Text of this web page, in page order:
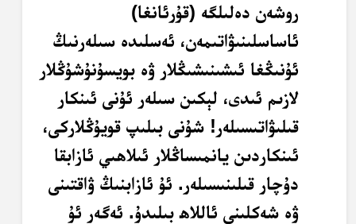
روشەن دەلىلگە (قۇرئانغا)
ئاساسلىنىۋاتىمەن، ئەسلىدە سىلەرنىڭ
ئۇنىڭغا ئىشىنىشىڭلار ۋە بويسۇنۇشۇڭلار
لازىم ئىدى، لېكىن سىلەر ئۇنى ئىنكار
قىلىۋاتىسىلەر! شۇنى بىلىپ قويۇڭلاركى،
ئىنكاردىن يانمىساڭلار ئىلاھىي ئازابقا
دۇچار قىلىنىسىلەر. ئۇ ئازابنىڭ ۋاقتىنى
ۋە شەكلىنى ئاللاھ بىلىدۇ. ئەگەر ئۇ